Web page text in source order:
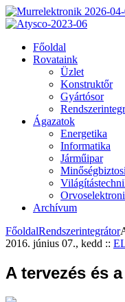
Főoldal
Rovataink
Üzlet
Konstruktőr
Gyártósor
Ágazatok
Energetika
Informatika
Járműipar
Archívum
FőoldalRendszerintegrátor
2016. június 07., kedd ::
A tervezés és